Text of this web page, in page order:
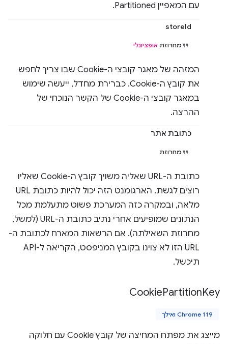
עם המאפיין Partitioned.
storeId
מחרוזת אופציונלי
המזהה של מאגר קובצי ה-Cookie שבו צריך לחפש
את קובץ ה-Cookie. כברירת מחדל, ייעשה שימוש
במאגר קובצי ה-Cookie של הקשר הנוכחי של
ההרצה.
כתובת אתר
מחרוזת
כתובת ה-URL שאליה משויך קובץ ה-Cookie שאליו
רוצים לגשת. הארגומנט הזה יכול להיות כתובת URL
מלאה, ובמקרה כזה המערכת פשוט מתעלמת מכל
הנתונים שמופיעים אחרי נתיב כתובת ה-URL (למשל,
מחרוזת השאילתה). אם הרשאות המארח לכתובת ה-
URL הזו לא צוינו בקובץ המניפסט, הקריאה ל-API
תיכשל.
CookiePartitionKey
Chrome 119 ואילך
מייצג את מפתח המחיצה של קובץ Cookie עם חלוקה